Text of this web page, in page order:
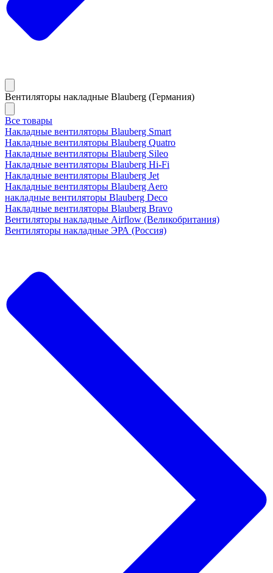
Вентиляторы накладные Blauberg (Германия)
Все товары
Накладные вентиляторы Blauberg Smart
Накладные вентиляторы Blauberg Quatro
Накладные вентиляторы Blauberg Sileo
Накладные вентиляторы Blauberg Hi-Fi
Накладные вентиляторы Blauberg Jet
Накладные вентиляторы Blauberg Aero
накладные вентиляторы Blauberg Deco
Накладные вентиляторы Blauberg Bravo
Вентиляторы накладные Airflow (Великобритания)
Вентиляторы накладные ЭРА (Россия)